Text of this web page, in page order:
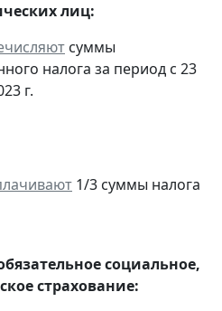
лиц:
суммы
налога за период с 23
г.
1/3 суммы налога
социальное,
страхование: